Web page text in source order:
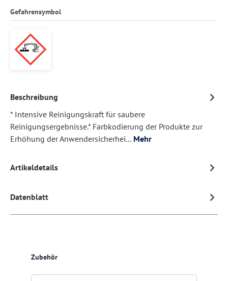
Gefahrensymbol
Beschreibung
* Intensive Reinigungskraft für saubere
Reinigungsergebnisse.* Farbkodierung der Produkte zur
Erhöhung der Anwendersicherhei… Mehr
Artikeldetails
Datenblatt
Produktgalerie überspringen
Zubehör